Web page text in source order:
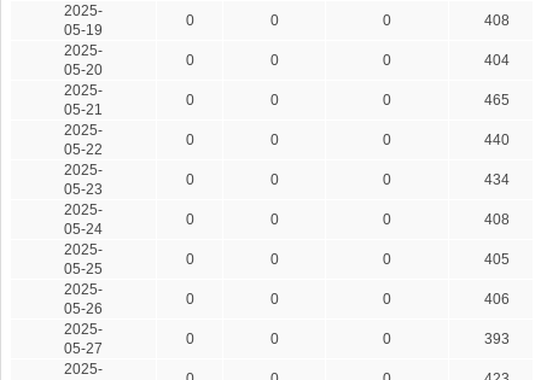
2025-
05-19
0 0 0
408
2025-
05-20
0 0 0
404
2025-
05-21
0 0 0
465
2025-
05-22
0 0 0
440
2025-
05-23
0 0 0
434
2025-
05-24
0 0 0
408
2025-
05-25
0 0 0
405
2025-
05-26
0 0 0
406
2025-
05-27
0 0 0
393
2025-